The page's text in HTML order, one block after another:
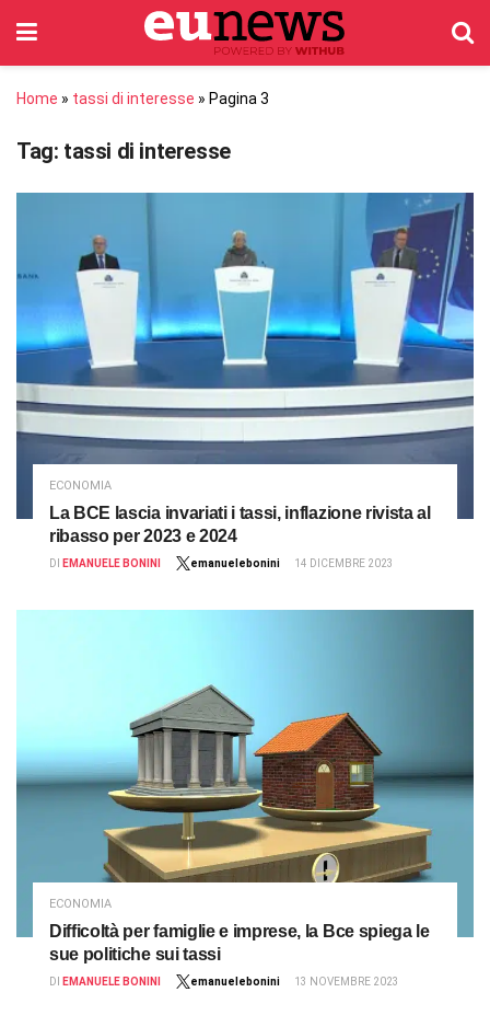
Home » tassi di interesse » Pagina 3
Tag: tassi di interesse
ECONOMIA
La BCE lascia invariati i tassi, inflazione rivista al
ribasso per 2023 e 2024
DI EMANUELE BONINI emanuelebonini 14 DICEMBRE 2023
ECONOMIA
Difficoltà per famiglie e imprese, la Bce spiega le
sue politiche sui tassi
DI EMANUELE BONINI emanuelebonini 13 NOVEMBRE 2023